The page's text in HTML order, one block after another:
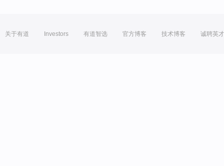
关于有道 Investors 有道智选 官方博客 技术博客 诚聘英才